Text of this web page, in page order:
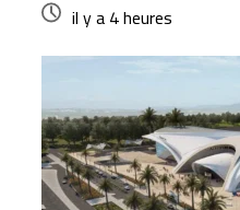
il y a 4 heures